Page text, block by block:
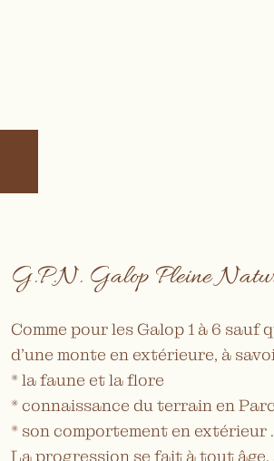
G.P.N. Galop Pleine
Comme pour les Galop 1 à 6
d’une monte en extérieure, à
* la faune et la flore
* connaissance du terrain en
* son comportement en extérieur
La progression se fait à tout